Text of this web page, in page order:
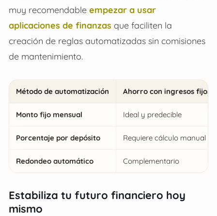
muy recomendable empezar a usar
aplicaciones de finanzas que faciliten la
creación de reglas automatizadas sin comisiones
de mantenimiento.
Método de automatización Ahorro con ingresos fijos
Monto fijo mensual Ideal y predecible
Porcentaje por depósito Requiere cálculo manual
Redondeo automático Complementario
Estabiliza tu futuro financiero hoy
mismo